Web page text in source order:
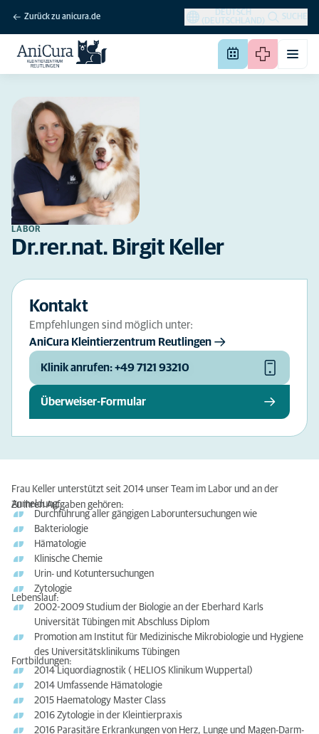
Zurück zu anicura.de
DEUTSCH
(DEUTSCHLAND)
SUCHE
LABOR
Dr.rer.nat. Birgit Keller
Kontakt
Empfehlungen sind möglich unter:
AniCura Kleintierzentrum Reutlingen
Klinik anrufen: +49 7121 93210
Überweiser-Formular
Frau Keller unterstützt seit 2014 unser Team im Labor und an der
Anmeldung.
Zu ihren Aufgaben gehören:
Durchführung aller gängigen Laboruntersuchungen wie
Bakteriologie
Hämatologie
Klinische Chemie
Urin- und Kotuntersuchungen
Zytologie
Lebenslauf:
2002-2009 Studium der Biologie an der Eberhard Karls
Universität Tübingen mit Abschluss Diplom
Promotion am Institut für Medizinische Mikrobiologie und Hygiene
des Universitätsklinikums Tübingen
Fortbildungen:
2014 Liquordiagnostik ( HELIOS Klinikum Wuppertal)
2014 Umfassende Hämatologie
2015 Haematology Master Class
2016 Zytologie in der Kleintierpraxis
2016 Parasitäre Erkrankungen von Herz, Lunge und Magen-Darm-